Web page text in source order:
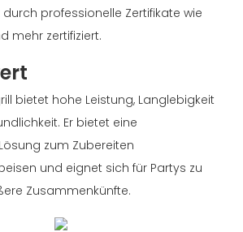
professionelle Zertifikate wie
mehr zertifiziert.
bietet hohe Leistung, Langlebigkeit
Er bietet eine
zum Zubereiten
und eignet sich für Partys zu
Zusammenkünfte.